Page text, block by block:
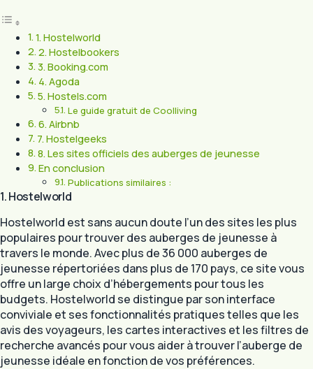
1. Hostelworld
2. Hostelbookers
3. Booking.com
4. Agoda
5. Hostels.com
Le guide gratuit de Coolliving
6. Airbnb
7. Hostelgeeks
8. Les sites officiels des auberges de jeunesse
En conclusion
Publications similaires :
1. Hostelworld
Hostelworld est sans aucun doute l’un des sites les plus
populaires pour trouver des auberges de jeunesse à
travers le monde. Avec plus de 36 000 auberges de
jeunesse répertoriées dans plus de 170 pays, ce site vous
offre un large choix d’hébergements pour tous les
budgets. Hostelworld se distingue par son interface
conviviale et ses fonctionnalités pratiques telles que les
avis des voyageurs, les cartes interactives et les filtres de
recherche avancés pour vous aider à trouver l’auberge de
jeunesse idéale en fonction de vos préférences.